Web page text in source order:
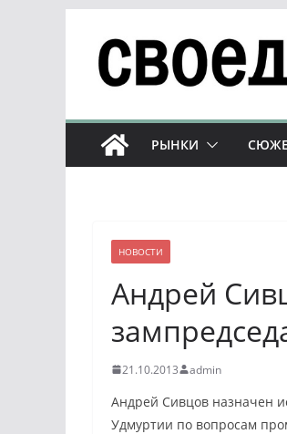
содержимому
РЫНКИ
НОВОСТИ
Андрей
21.10.2013 admin
Андрей Сивцов назначен
Удмуртии по вопросам